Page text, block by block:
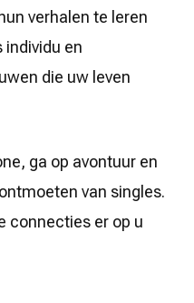
verhalen te leren
individu en
die uw leven
ga op avontuur en
van singles.
connecties er op u